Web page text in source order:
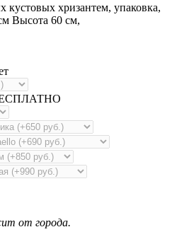
кустовых хризантем, упаковка,
Высота 60 см,
от города.